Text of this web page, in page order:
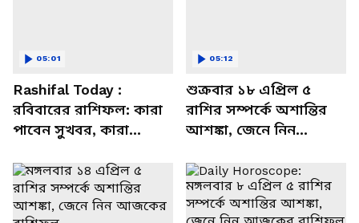
Rashifal Today :
রবিবারের রাশিফল: কারা
পাবেন সুখবর, কারা
বিশদে
05:01
শুক্রবার ১৮ এপ্রিল ৫
রাশির সম্পর্কে অশান্তির
আশঙ্কা, জেনে নিন
05:12